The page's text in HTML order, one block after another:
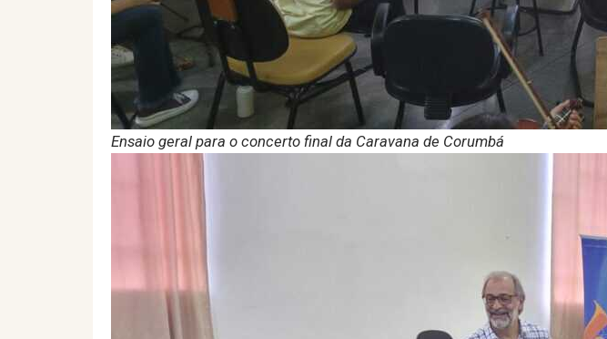
Ensaio geral para o concerto final da Caravana de Corumbá